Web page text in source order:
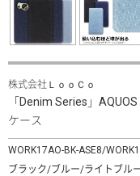
株式会社ＬｏｏＣｏ
「Denim Series」
ケース
WORK17AO-BK-ASE8/
ブラック/ブルー/ライトブル